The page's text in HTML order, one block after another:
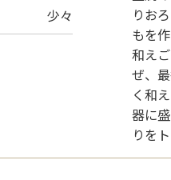
少々
りお
もを
和え
ぜ、
く和え
器に
りを